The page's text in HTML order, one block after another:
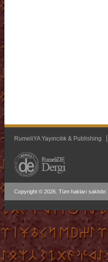
RumeliYA Yayıncılık & Publishing
Copyright © 2026. Tüm hakları saklıdır.